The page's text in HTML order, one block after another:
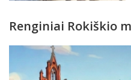
Renginiai Rokiškio